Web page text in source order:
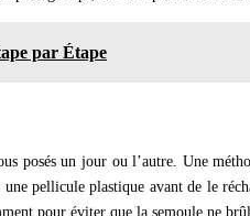
par Étape
posés un jour ou l’autre. Une
pellicule plastique avant de le
pour éviter que la semoule ne